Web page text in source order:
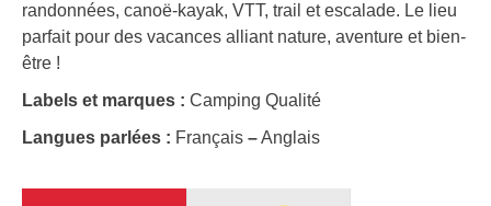
randonnées, canoë-kayak, VTT, trail et escalade. Le lieu
parfait pour des vacances alliant nature, aventure et bien-
être !
Labels et marques : Camping Qualité
Langues parlées : Français –Anglais